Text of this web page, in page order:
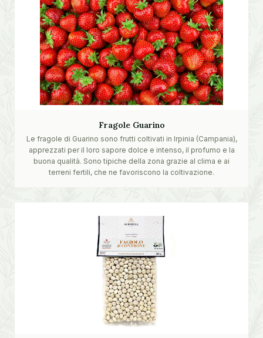
Fragole Guarino
Le fragole di Guarino sono frutti coltivati in Irpinia (Campania),
apprezzati per il loro sapore dolce e intenso, il profumo e la
buona qualità. Sono tipiche della zona grazie al clima e ai
terreni fertili, che ne favoriscono la coltivazione.